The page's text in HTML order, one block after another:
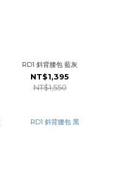
RD1 斜背腰包 藍灰
NT$1,395
NT$1,550